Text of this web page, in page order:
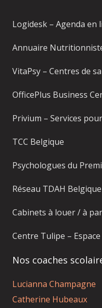
Logidesk – Agenda en
Annuaire
VitaPsy – Centres de
OfficePlus Business
Privium – Services
TCC Belgique
Psychologues du
Réseau TDAH Belgique
Cabinets à louer / à
Centre Tulipe –
Nos coaches
Lucianna Champagne
Catherine Hubeaux